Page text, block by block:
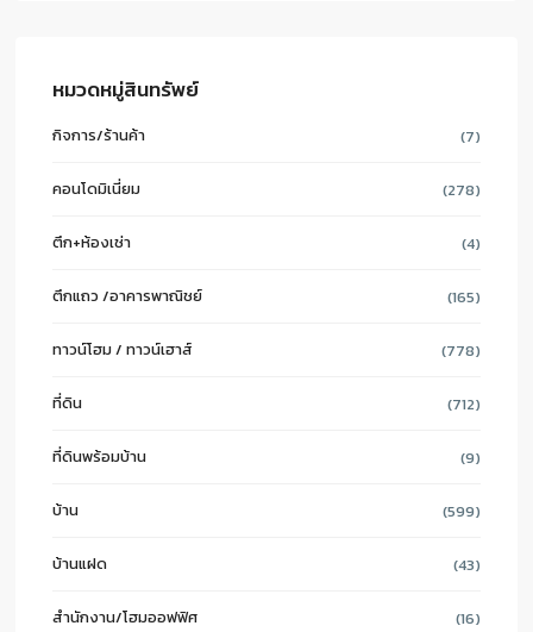
หมวดหมู่สินทรัพย์
กิจการ/ร้านค้า (7)
คอนโดมิเนี่ยม (278)
ตึก+ห้องเช่า (4)
ตึกแถว /อาคารพาณิชย์ (165)
ทาวน์โฮม / ทาวน์เฮาส์ (778)
ที่ดิน (712)
ที่ดินพร้อมบ้าน (9)
บ้าน (599)
บ้านแฝด (43)
สำนักงาน/โฮมออฟฟิศ (16)